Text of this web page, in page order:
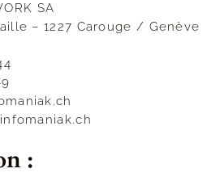
SA
– 1227 Carouge / Genève
: